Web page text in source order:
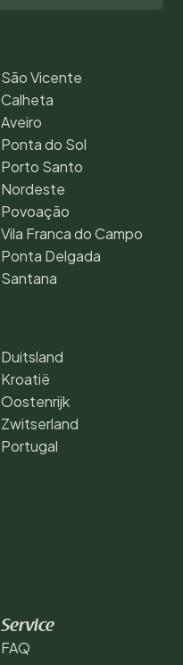
São Vicente
Calheta
Aveiro
Ponta do Sol
Porto Santo
Nordeste
Povoação
Vila Franca do Campo
Ponta Delgada
Santana
Duitsland
Kroatië
Oostenrijk
Zwitserland
Portugal
Service
FAQ